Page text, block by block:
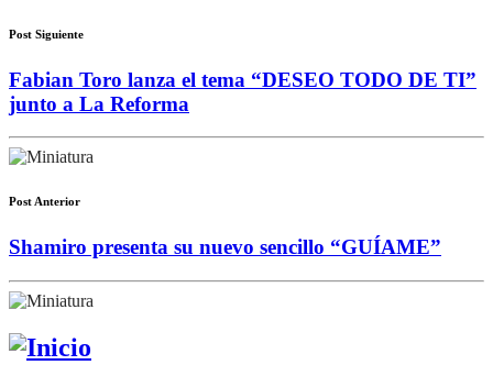
Post Siguiente
Fabian Toro lanza el tema “DESEO TODO DE TI”
junto a La Reforma
Post Anterior
Shamiro presenta su nuevo sencillo “GUÍAME”